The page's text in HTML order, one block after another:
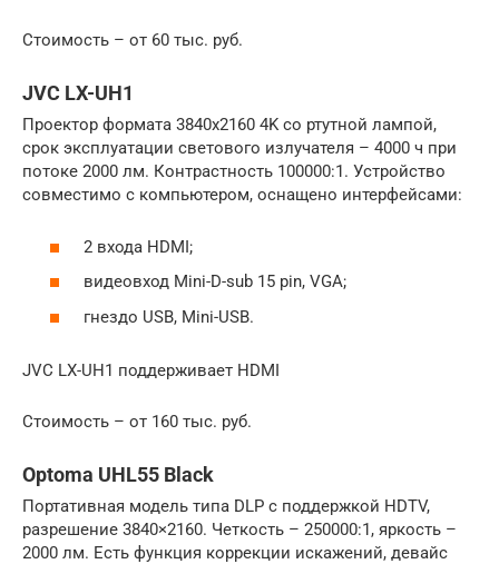
Стоимость – от 60 тыс. руб.
JVC LX-UH1
Проектор формата 3840х2160 4K со ртутной лампой,
срок эксплуатации светового излучателя – 4000 ч при
потоке 2000 лм. Контрастность 100000:1. Устройство
совместимо с компьютером, оснащено интерфейсами:
2 входа HDMI;
видеовход Mini-D-sub 15 pin, VGA;
гнездо USB, Mini-USB.
JVC LX-UH1 поддерживает HDMI
Стоимость – от 160 тыс. руб.
Optoma UHL55 Black
Портативная модель типа DLP с поддержкой HDTV,
разрешение 3840×2160. Четкость – 250000:1, яркость –
2000 лм. Есть функция коррекции искажений, девайс